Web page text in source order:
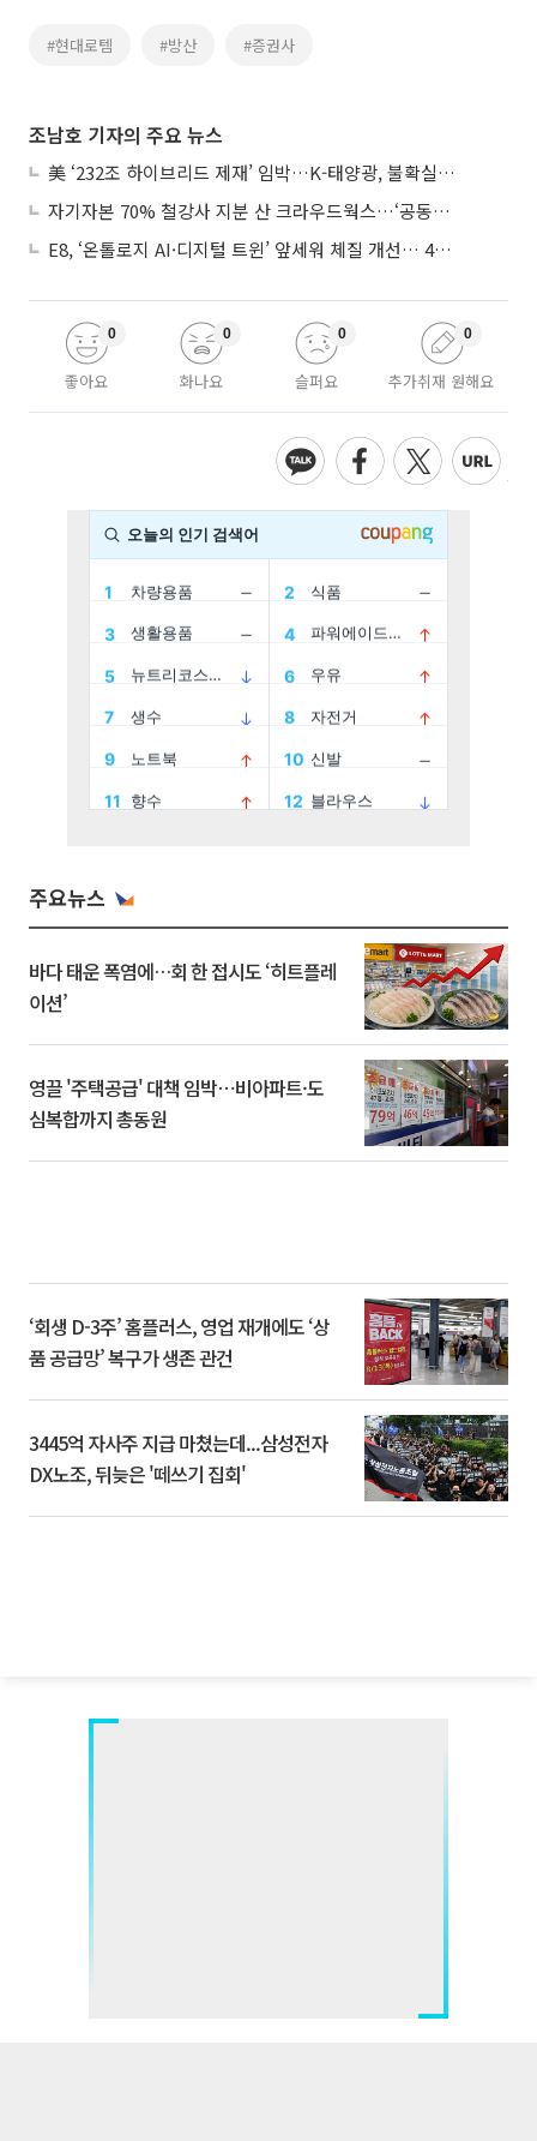
#현대로템 #방산 #증권사
조남호 기자의 주요 뉴스
美 ‘232조 하이브리드 제재’ 임박…K-태양광, 불확실성 털고 날개 다나
자기자본 70% 철강사 지분 산 크라우드웍스…‘공동경영’으로 AI 시너지 낼까
E8, ‘온톨로지 AI·디지털 트윈’ 앞세워 체질 개선… 4분기 흑자전환 총력
좋아요
0
화나요
0
슬퍼요
0
추가취재 원해요
0
주요뉴스
바다 태운 폭염에…회 한 접시도 ‘히트플레
이션’
영끌 '주택공급' 대책 임박⋯비아파트·도
심복합까지 총동원
‘회생 D-3주’ 홈플러스, 영업 재개에도 ‘상
품 공급망’ 복구가 생존 관건
3445억 자사주 지급 마쳤는데...삼성전자
DX노조, 뒤늦은 '떼쓰기 집회'